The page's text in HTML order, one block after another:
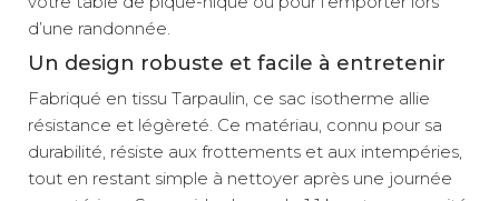
d’une randonnée.
Un design robuste et facile à entretenir
Fabriqué en tissu Tarpaulin, ce sac isotherme allie
résistance et légèreté. Ce matériau, connu pour sa
durabilité, résiste aux frottements et aux intempéries,
tout en restant simple à nettoyer après une journée